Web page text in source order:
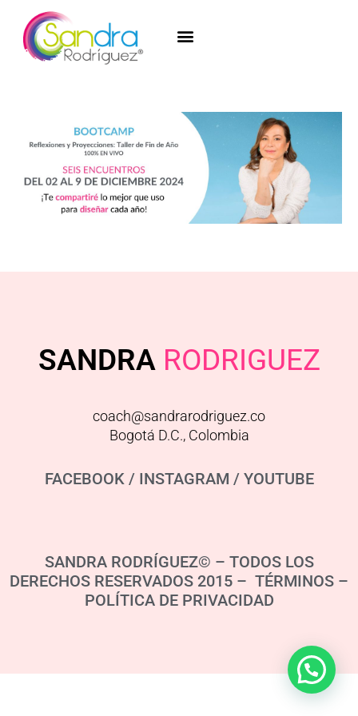
SANDRA RODRIGUEZ
coach@sandrarodriguez.co
Bogotá D.C., Colombia
FACEBOOK/ INSTAGRAM / YOUTUBE
SANDRA RODRÍGUEZ© – TODOS LOS
DERECHOS RESERVADOS 2015 – TÉRMINOS –
POLÍTICA DE PRIVACIDAD